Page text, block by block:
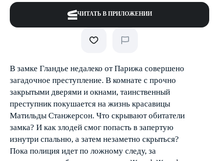
ЧИТАТЬ В ПРИЛОЖЕНИИ
В замке Гландье недалеко от Парижа совершено
загадочное преступление. В комнате с прочно
закрытыми дверями и окнами, таинственный
преступник покушается на жизнь красавицы
Матильды Станжерсон. Что скрывают обитатели
замка? И как злодей смог попасть в запертую
изнутри спальню, а затем незаметно скрыться?
Пока полиция идет по ложному следу, за